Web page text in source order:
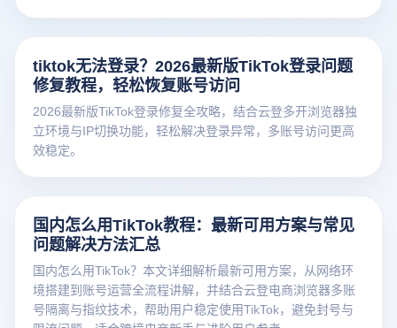
tiktok无法登录？2026最新版TikTok登录问题
修复教程，轻松恢复账号访问
2026最新版TikTok登录修复全攻略，结合云登多开浏览器独
立环境与IP切换功能，轻松解决登录异常，多账号访问更高
效稳定。
国内怎么用TikTok教程：最新可用方案与常见
问题解决方法汇总
国内怎么用TikTok？本文详细解析最新可用方案，从网络环
境搭建到账号运营全流程讲解，并结合云登电商浏览器多账
号隔离与指纹技术，帮助用户稳定使用TikTok，避免封号与